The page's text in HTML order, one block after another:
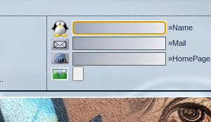
»Name
»Mail
»HomePage